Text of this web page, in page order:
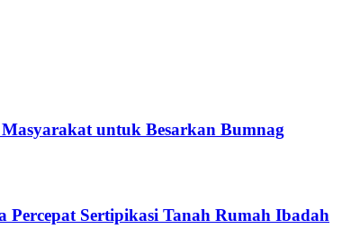
untuk Besarkan Bumnag
Percepat Sertipikasi Tanah Rumah Ibadah